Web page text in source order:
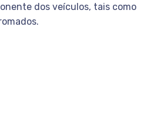
dos veículos, tais como